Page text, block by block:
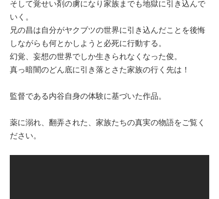
そして覚せい剤の虜になり家族までも地獄に引き込んで
いく。
兄の昌は自分がヤクブツの世界に引き込んだことを後悔
しながらも何とかしようと必死に行動する。
幻覚、妄想の世界でしか生きられなくなった俊。
真っ暗闇のどん底に引き落とさた家族の行く先は！
監督である内谷自身の体験に基づいた作品。
薬に溺れ、翻弄された、家族たちの真実の物語をご覧く
ださい。